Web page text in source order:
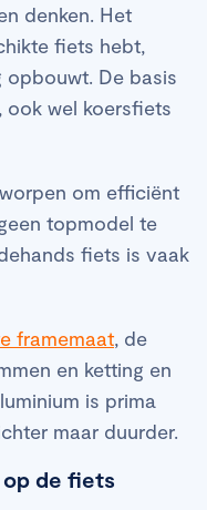
denken. Het
fiets hebt,
opbouwt. De basis
, ook wel koersfiets
om efficiënt
topmodel te
fiets is vaak
framemaat, de
en ketting en
is prima
maar duurder.
de fiets